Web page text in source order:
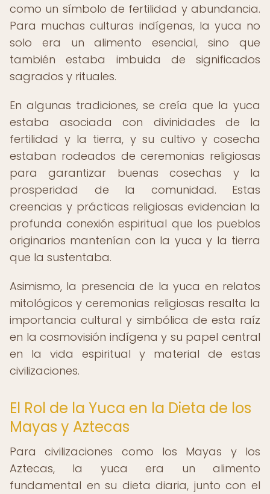
como un símbolo de fertilidad y abundancia.
Para muchas culturas indígenas, la yuca no
solo era un alimento esencial, sino que
también estaba imbuida de significados
sagrados y rituales.
En algunas tradiciones, se creía que la yuca
estaba asociada con divinidades de la
fertilidad y la tierra, y su cultivo y cosecha
estaban rodeados de ceremonias religiosas
para garantizar buenas cosechas y la
prosperidad de la comunidad. Estas
creencias y prácticas religiosas evidencian la
profunda conexión espiritual que los pueblos
originarios mantenían con la yuca y la tierra
que la sustentaba.
Asimismo, la presencia de la yuca en relatos
mitológicos y ceremonias religiosas resalta la
importancia cultural y simbólica de esta raíz
en la cosmovisión indígena y su papel central
en la vida espiritual y material de estas
civilizaciones.
El Rol de la Yuca en la Dieta de los
Mayas y Aztecas
Para civilizaciones como los Mayas y los
Aztecas, la yuca era un alimento
fundamental en su dieta diaria, junto con el